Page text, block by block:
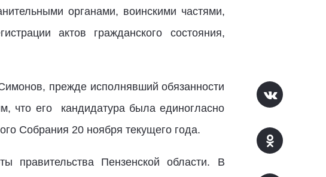
органами, воинскими частями,
актов гражданского состояния,
прежде исполнявший обязанности
что его кандидатура была единогласно
Собрания 20 ноября текущего года.
правительства Пензенской области. В